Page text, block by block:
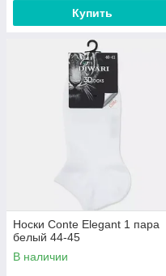
Купить
Носки Conte Elegant 1 пара
белый 44-45
В наличии